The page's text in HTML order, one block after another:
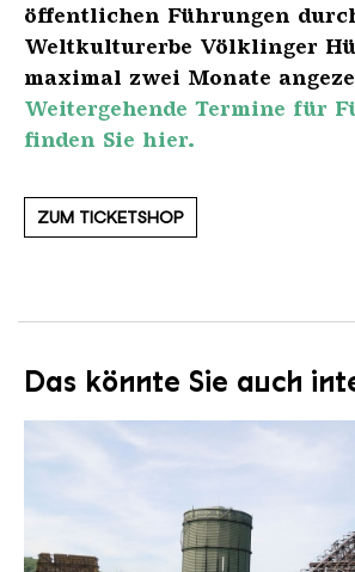
öffentlichen Führungen
Weltkulturerbe Völklinger
maximal zwei Monate
Weitergehende Termine für
finden Sie hier.
ZUM TICKETSHOP
Das könnte Sie auch